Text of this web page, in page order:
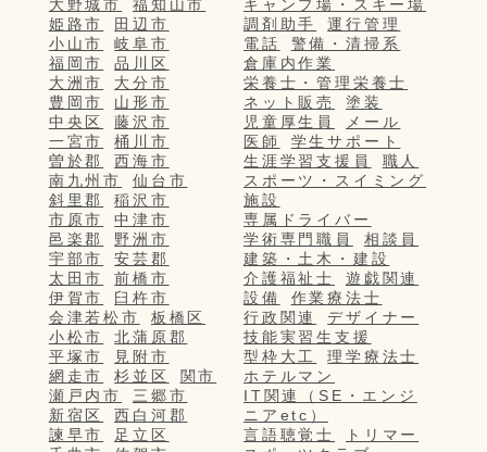
大野城市
福知山市
姫路市
田辺市
小山市
岐阜市
福岡市
品川区
大洲市
大分市
豊岡市
山形市
中央区
藤沢市
一宮市
桶川市
曽於郡
西海市
南九州市
仙台市
斜里郡
稲沢市
市原市
中津市
邑楽郡
野洲市
宇部市
安芸郡
太田市
前橋市
伊賀市
臼杵市
会津若松市
板橋区
小松市
北蒲原郡
平塚市
見附市
網走市
杉並区
関市
瀬戸内市
三郷市
新宿区
西白河郡
諫早市
足立区
キャンプ場・スキー場
調剤助手
運行管理
電話
警備・清掃系
倉庫内作業
栄養士・管理栄養士
ネット販売
塗装
児童厚生員
メール
医師
学生サポート
生涯学習支援員
職人
スポーツ・スイミング
施設
専属ドライバー
学術専門職員
相談員
建築・土木・建設
介護福祉士
遊戯関連
設備
作業療法士
行政関連
デザイナー
技能実習生支援
型枠大工
理学療法士
ホテルマン
IT関連（SE・エンジ
ニアetc）
言語聴覚士
トリマー